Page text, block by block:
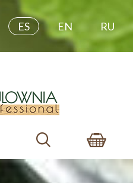
ES EN RU